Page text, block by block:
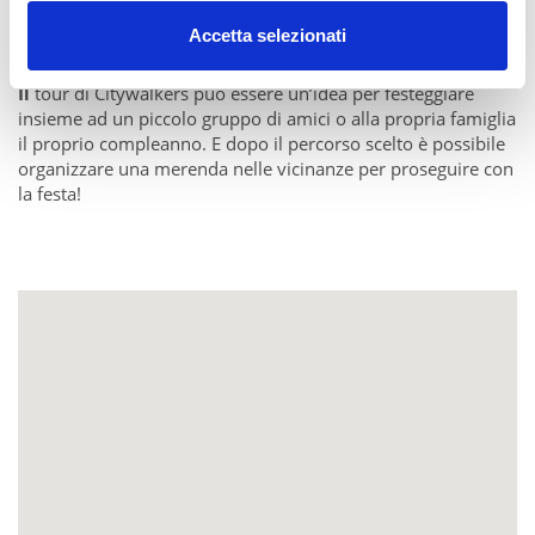
Accetta selezionati
CITYWALKERS TOUR GUIDATO PER IL
COMPLEANNO DEI BAMBINI
Iltour di Citywalkers può essere un’idea per festeggiare
insieme ad un piccolo gruppo di amici o alla propria famiglia
il proprio compleanno. E dopo il percorso scelto è possibile
organizzare una merenda nelle vicinanze per proseguire con
la festa!